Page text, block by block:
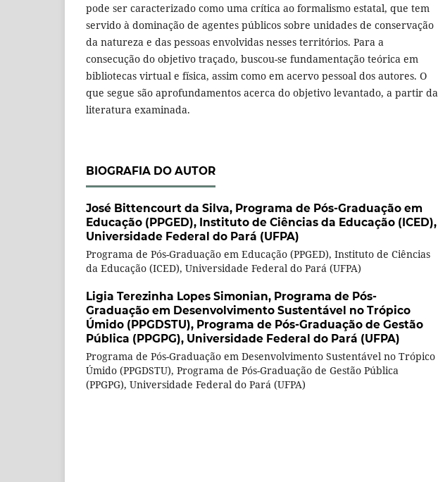
pode ser caracterizado como uma crítica ao formalismo estatal, que tem
servido à dominação de agentes públicos sobre unidades de conservação
da natureza e das pessoas envolvidas nesses territórios. Para a
consecução do objetivo traçado, buscou-se fundamentação teórica em
bibliotecas virtual e física, assim como em acervo pessoal dos autores. O
que segue são aprofundamentos acerca do objetivo levantado, a partir da
literatura examinada.
BIOGRAFIA DO AUTOR
José Bittencourt da Silva, Programa de Pós-Graduação em
Educação (PPGED), Instituto de Ciências da Educação (ICED),
Universidade Federal do Pará (UFPA)
Programa de Pós-Graduação em Educação (PPGED), Instituto de Ciências
da Educação (ICED), Universidade Federal do Pará (UFPA)
Ligia Terezinha Lopes Simonian, Programa de Pós-
Graduação em Desenvolvimento Sustentável no Trópico
Úmido (PPGDSTU), Programa de Pós-Graduação de Gestão
Pública (PPGPG), Universidade Federal do Pará (UFPA)
Programa de Pós-Graduação em Desenvolvimento Sustentável no Trópico
Úmido (PPGDSTU), Programa de Pós-Graduação de Gestão Pública
(PPGPG), Universidade Federal do Pará (UFPA)